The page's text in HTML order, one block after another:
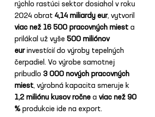
rýchlo rastúci sektor dosiahol v roku
2024 obrat 4,14 miliardy eur, vytvoril
viac než 16 500 pracovných miest a
prilákal už vyše 500 miliónov
eur investícií do výroby tepelných
čerpadiel. Vo výrobe samotnej
pribudlo 3 000 nových pracovných
miest, výrobná kapacita smeruje k
1,2 miliónu kusov ročne a viac než 90
% produkcie ide na export.